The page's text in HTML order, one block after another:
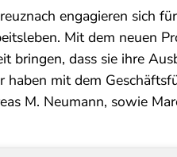
engagieren sich
Mit dem neuen
bringen, dass sie ihre
mit dem
M. Neumann, sowie